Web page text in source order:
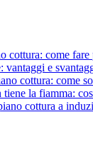
cottura: come fare
vantaggi e
cottura: come
la fiamma:
cottura a